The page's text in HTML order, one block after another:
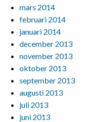
mars 2014
februari 2014
januari 2014
december 2013
november 2013
oktober 2013
september 2013
augusti 2013
juli 2013
juni 2013